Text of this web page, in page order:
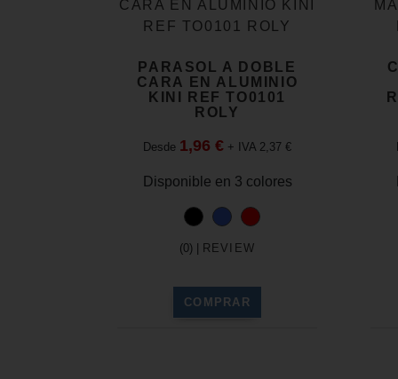
PARASOL A DOBLE
CARA EN ALUMINIO
KINI REF TO0101
ROLY
Desde 1,96 € + IVA 2,37 €
Disponible en 3 colores
(0) | REVIEW
COMPRAR